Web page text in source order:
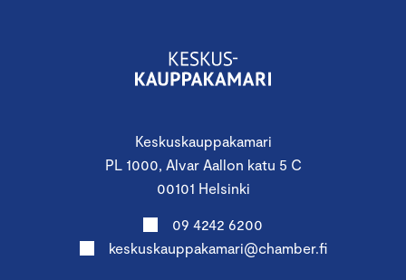
16.30 Koulutus päättyy
YHTEISTYÖSSÄ
Keskuskauppakamari
PL 1000, Alvar Aallon katu 5 C
00101 Helsinki
09 4242 6200
keskuskauppakamari@chamber.fi